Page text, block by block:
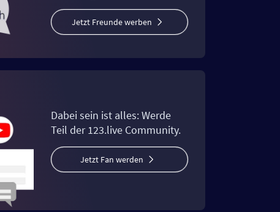
Jetzt Freunde werben
Dabei sein ist alles: Werde
Teil der 123.live Community.
Jetzt Fan werden